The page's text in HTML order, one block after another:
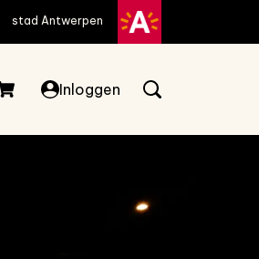
stad Antwerpen
Inloggen